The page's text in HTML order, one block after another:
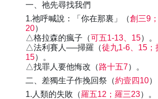
一、祂先尋找我們
1.祂呼喊說：「你在那裏」（創三9
20）
△格拉森的瘋子（可五1-13、15）。
△法利賽人──掃羅（徒九1-6、15；
15）。
△找罪人要他悔改（路十五7）。
二、差獨生子作挽回祭（約壹四10）
1.人類的失敗（羅五12；羅三23）。